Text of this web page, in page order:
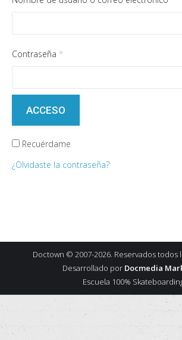
Contraseña *Obligatorio
ACCESO
Recuérdame
¿Olvidaste la contraseña?
Doctown © 2007-2026. Reservados todos
Desarrollado por Docmedia
Escuela 100%